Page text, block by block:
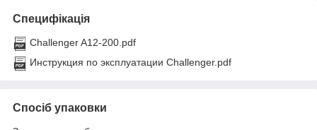
Специфікація
Challenger A12-200.pdf
Инструкция по эксплуатации Challenger.pdf
Спосіб упаковки